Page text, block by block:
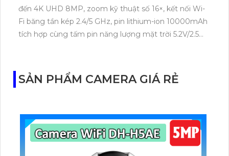
đến 4K UHD 8MP, zoom kỹ thuật số 16×, kết nối Wi-
Fi băng tần kép 2.4/5 GHz, pin lithium-ion 10000mAh
tích hợp cùng tấm pin năng lượng mặt trời 5.2V/2.5W.
SẢN PHẨM CAMERA GIÁ RẺ